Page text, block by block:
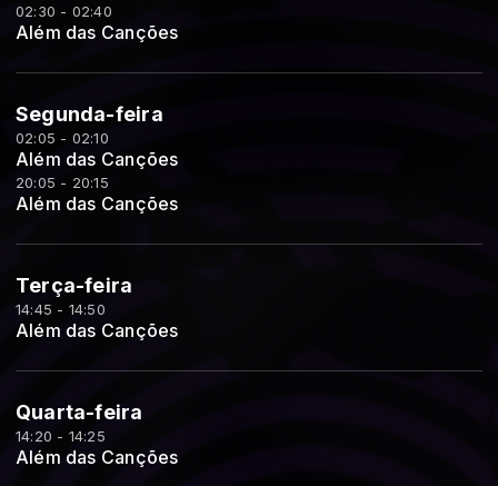
02:30 - 02:40
Além das Canções
Segunda-feira
02:05 - 02:10
Além das Canções
20:05 - 20:15
Além das Canções
Terça-feira
14:45 - 14:50
Além das Canções
Quarta-feira
14:20 - 14:25
Além das Canções